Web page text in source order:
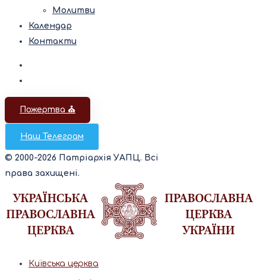
Молитви
Календар
Контакти
Пожертва ⛪️
Наш Телеграм
© 2000-2026 Патріархія УАПЦ. Всі
права захищені.
Київська церква